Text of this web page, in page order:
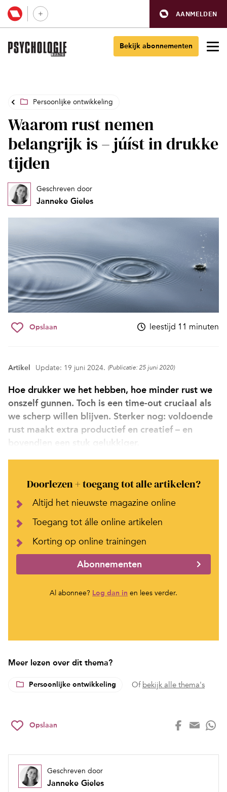
AANMELDEN
Bekijk abonnementen
Persoonlijke ontwikkeling
Waarom rust nemen
belangrijk is – júíst in drukke
tijden
Geschreven door
Janneke Gieles
Opslaan leestijd 11 minuten
Artikel Update: 19 juni 2024. (Publicatie: 25 juni 2020)
Hoe drukker we het hebben, hoe minder rust we
onszelf gunnen. Toch is een time-out cruciaal als
we scherp willen blijven. Sterker nog: voldoende
rust maakt extra productief en creatief – en
bovendien een stuk gelukkiger.
Doorlezen + toegang tot alle artikelen?
Altijd het nieuwste magazine online
Toegang tot álle online artikelen
Korting op online trainingen
Abonnementen
Al abonnee? Log dan in en lees verder.
Meer lezen over dit thema?
Persoonlijke ontwikkeling Of bekijk alle thema's
Opslaan
Geschreven door
Janneke Gieles